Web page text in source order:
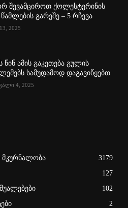
შევამციროთ ქოლესტერინის
გარეშე – 5 რჩევა
2025
წინ ამის გაკეთება გულის
სამუდამოდ დაგავიწყებთ
4, 2025
3179
127
102
2